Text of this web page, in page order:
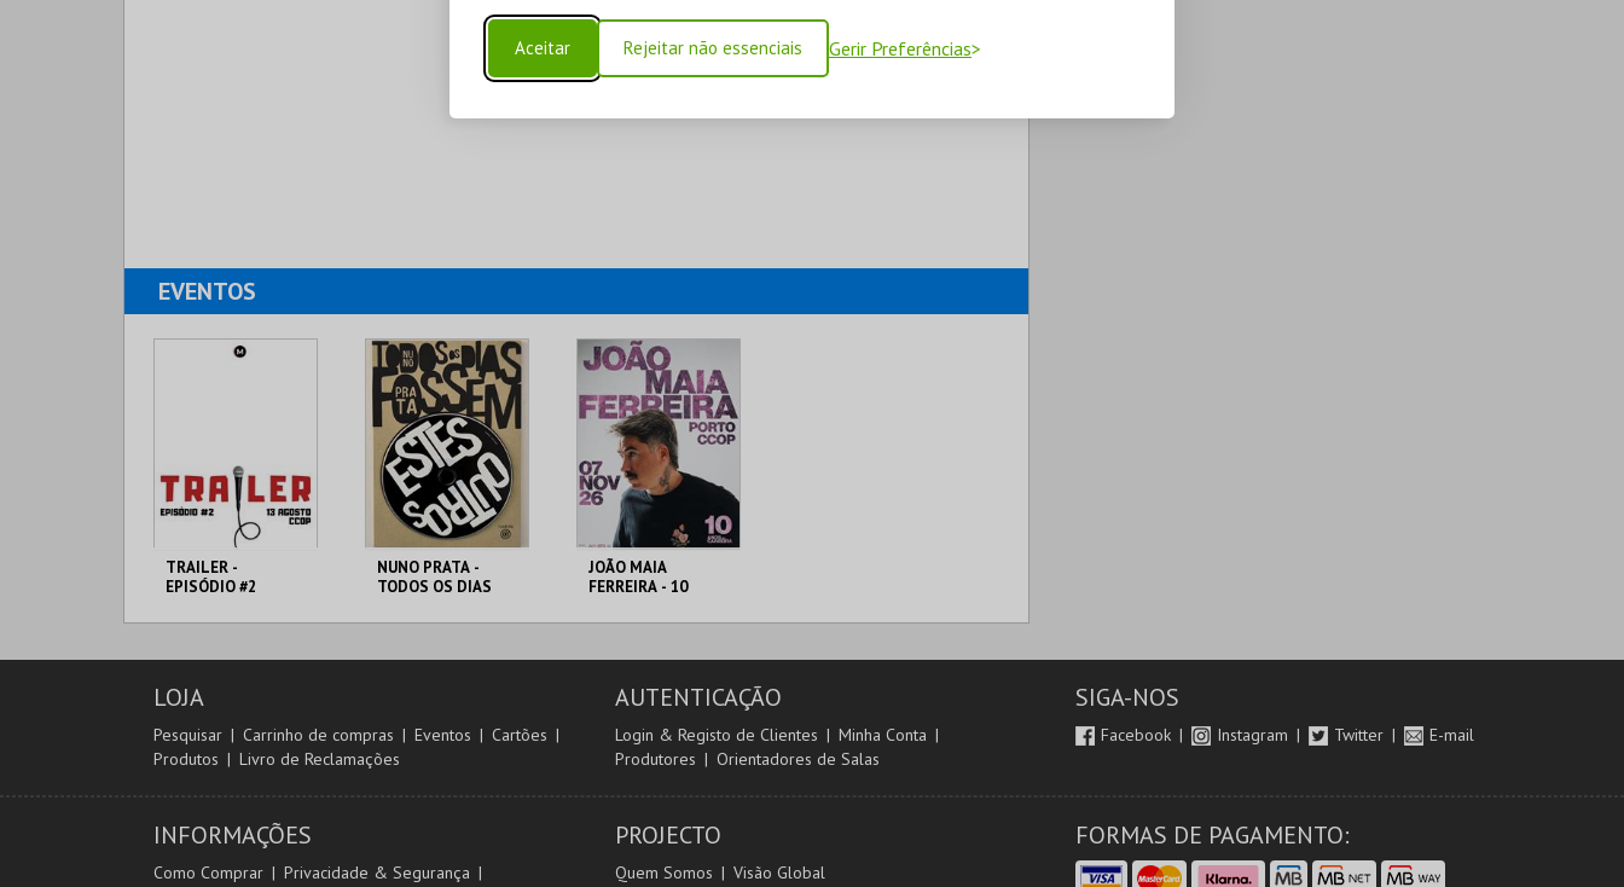
Aceitar Rejeitar não essenciais Gerir Preferências
EVENTOS
TRAILER -
EPISÓDIO #2
COMPRAR
NUNO PRATA -
TODOS OS DIAS
ESTES/OUTROS
JOÃO MAIA
FERREIRA - 10
LOJA
Pesquisar Carrinho de compras Eventos
Cartões
Produtos
Livro de Reclamações
AUTENTICAÇÃO
Login & Registo de Clientes
Minha Conta
Produtores
Orientadores de Salas
SIGA-NOS
Facebook Instagram Twitter E-mail
INFORMAÇÕES
Como Comprar
Privacidade & Segurança
PROJECTO
Quem Somos Visão Global
FORMAS DE PAGAMENTO: